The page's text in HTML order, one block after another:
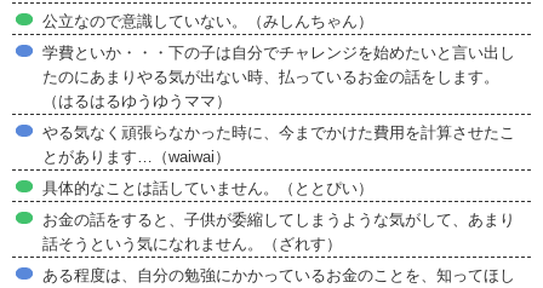
公立なので意識していない。（みしんちゃん）
学費といか・・・下の子は自分でチャレンジを始めたいと言い出し
たのにあまりやる気が出ない時、払っているお金の話をします。
（はるはるゆうゆうママ）
やる気なく頑張らなかった時に、今までかけた費用を計算させたこ
とがあります…（waiwai）
具体的なことは話していません。（ととぴい）
お金の話をすると、子供が委縮してしまうような気がして、あまり
話そうという気になれません。（ざれす）
ある程度は、自分の勉強にかかっているお金のことを、知ってほし